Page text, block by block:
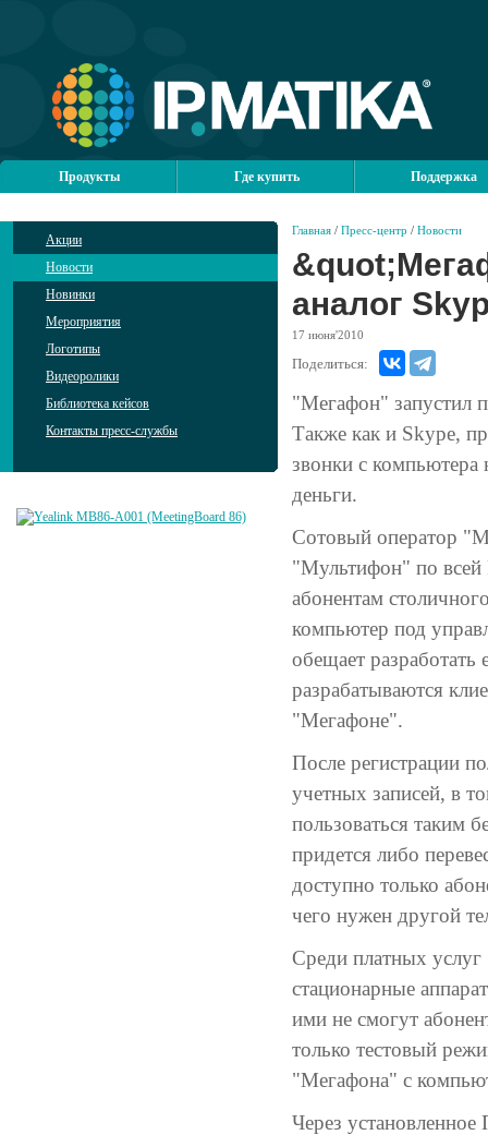
Продукты Где купить Поддержка
Акции
Новости
Новинки
Мероприятия
Логотипы
Видеоролики
Библиотека кейсов
Контакты пресс-службы
Главная / Пресс-центр / Новости
аналог
17 июня'2010
Поделиться:
"Мегафон" запустил
Также как и Skype,
звонки с компьютера
деньги.
Сотовый оператор
"Мультифон" по всей
абонентам
компьютер под
обещает
разрабатываются
"Мегафоне".
После регистрации
учетных записей, в
пользоваться таким
придется либо
доступно только
чего нужен другой
Среди платных
стационарные
ими не смогут
только тестовый
"Мегафона" с
Через